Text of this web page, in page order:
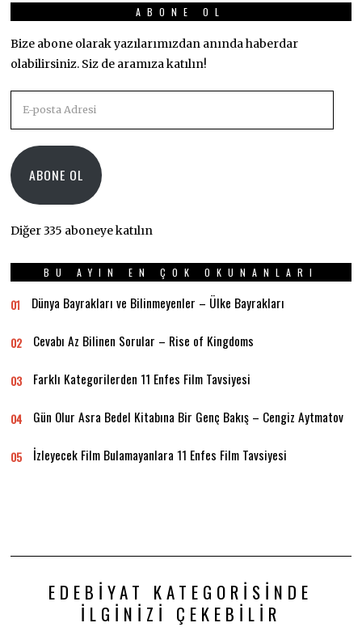
ABONE OL
Bize abone olarak yazılarımızdan anında haberdar
olabilirsiniz. Siz de aramıza katılın!
posta
ABONE OL
Diğer 335 aboneye katılın
BU AYIN EN ÇOK OKUNANLARI
01 Dünya Bayrakları ve Bilinmeyenler – Ülke Bayrakları
02 Cevabı Az Bilinen Sorular – Rise of Kingdoms
03 Farklı Kategorilerden 11 Enfes Film Tavsiyesi
04 Gün Olur Asra Bedel Kitabına Bir Genç Bakış – Cengiz Aytmatov
05 İzleyecek Film Bulamayanlara 11 Enfes Film Tavsiyesi
EDEBIYAT KATEGORISINDE
İLGINIZI ÇEKEBILIR